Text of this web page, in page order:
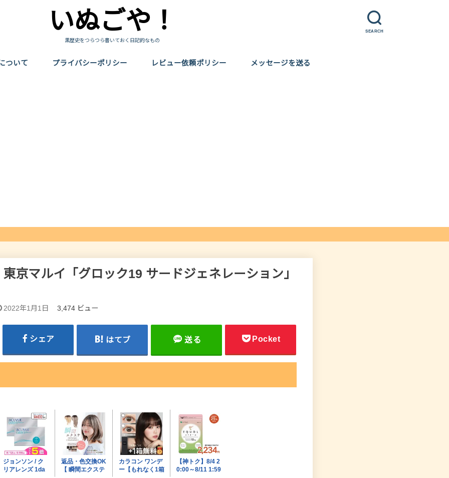
SEARCH
いぬごや！
黒歴史をつらつら書いておく日記的なもの
ついて プライバシーポリシー レビュー依頼ポリシー メッセージを送る
京マルイ「グロック19 サードジェネレーション」
2022年1月1日 3,474 ビュー
シェア はてブ 送る Pocket